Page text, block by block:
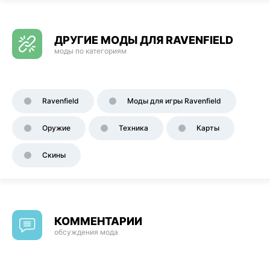
ДРУГИЕ МОДЫ ДЛЯ RAVENFIELD
моды по категориям
Ravenfield Моды для игры Ravenfield
Оружие Техника Карты
Скины
КОММЕНТАРИИ
обсуждения мода